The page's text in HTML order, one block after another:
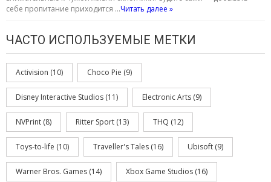
себе пропитание приходится …Читать далее »
ЧАСТО ИСПОЛЬЗУЕМЫЕ МЕТКИ
Activision (10) Choco Pie (9)
Disney Interactive Studios (11) Electronic Arts (9)
NVPrint (8) Ritter Sport (13) THQ (12)
Toys-to-life (10) Traveller's Tales (16) Ubisoft (9)
Warner Bros. Games (14) Xbox Game Studios (16)